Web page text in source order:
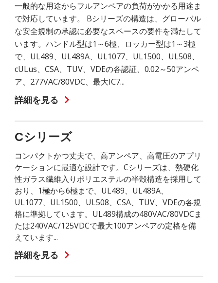
一般的な用途からフルアンペアの負荷がかかる用途ま
で対応しています。 Bシリーズの構造は、グローバル
な安全規制の承認に必要なスペースの要件を満たして
います。ハンドル型は1～6極、ロッカー型は1～3極
で、UL489、UL489A、UL1077、UL1500、UL508、
cULus、CSA、TUV、VDEの各認証、0.02～50アンペ
ア、277VAC/80VDC、最大IC7...
詳細を見る
Cシリーズ
コンパクトかつ丈夫で、高アンペア、高電圧のアプリ
ケーションに最適な設計です。Cシリーズは、熱硬化
性ガラス繊維入りポリエステルの半殻構造を採用して
おり、1極から6極まで、UL489、UL489A、
UL1077、UL1500、UL508、CSA、TUV、VDEの各規
格に準拠しています。UL489構成の480VAC/80VDCま
たは240VAC/125VDCで最大100アンペアの定格を備
えています...
詳細を見る